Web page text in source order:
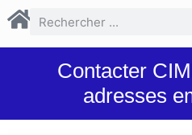
Contacter
adresses